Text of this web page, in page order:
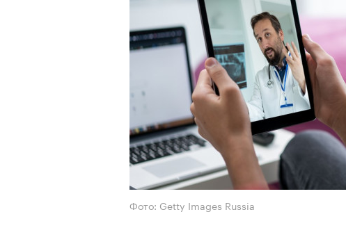
Фото: Getty Images Russia